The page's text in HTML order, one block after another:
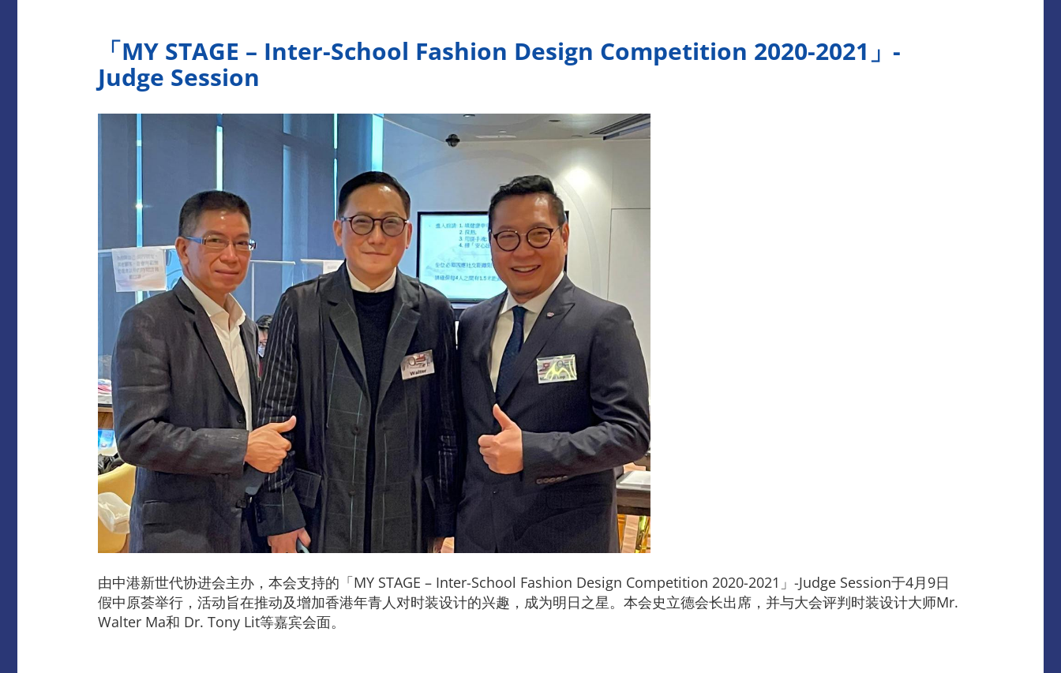
「MY STAGE – Inter-School Fashion Design Competition 2020-2021」-
Judge Session
由中港新世代协进会主办，本会支持的「MY STAGE – Inter-School Fashion Design Competition 2020-2021」-Judge Session于4月9日
假中原荟举行，活动旨在推动及增加香港年青人对时装设计的兴趣，成为明日之星。本会史立德会长出席，并与大会评判时装设计大师Mr.
Walter Ma和 Dr. Tony Lit等嘉宾会面。